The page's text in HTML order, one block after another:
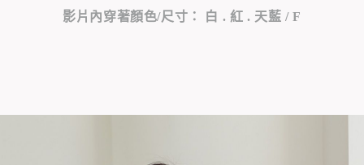
影片內穿著顏色/尺寸： 白 . 紅 . 天藍 / F